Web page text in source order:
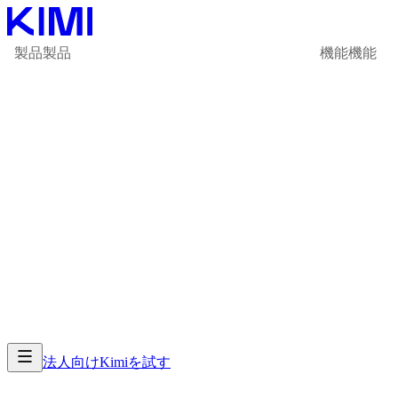
製品製品 機能機能
法人向けKimiを試す